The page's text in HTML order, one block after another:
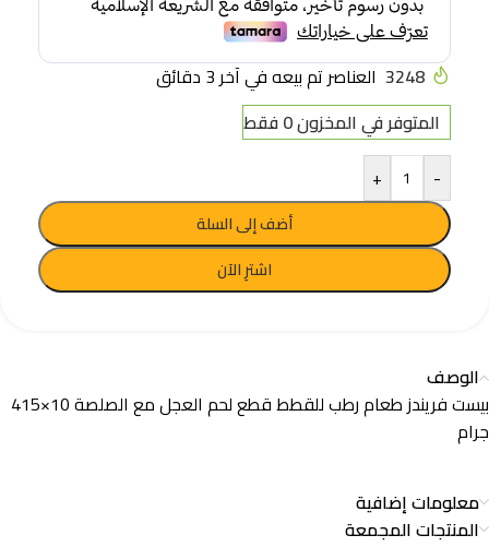
3248 العناصر تم بيعه في آخر 3 دقائق
المتوفر في المخزون 0 فقط
-
+
أضف إلى السلة
اشترِ الآن
الوصف
بيست فريندز طعام رطب للقطط قطع لحم العجل مع الصلصة 10×415
جرام
معلومات إضافية
المنتجات المجمعة